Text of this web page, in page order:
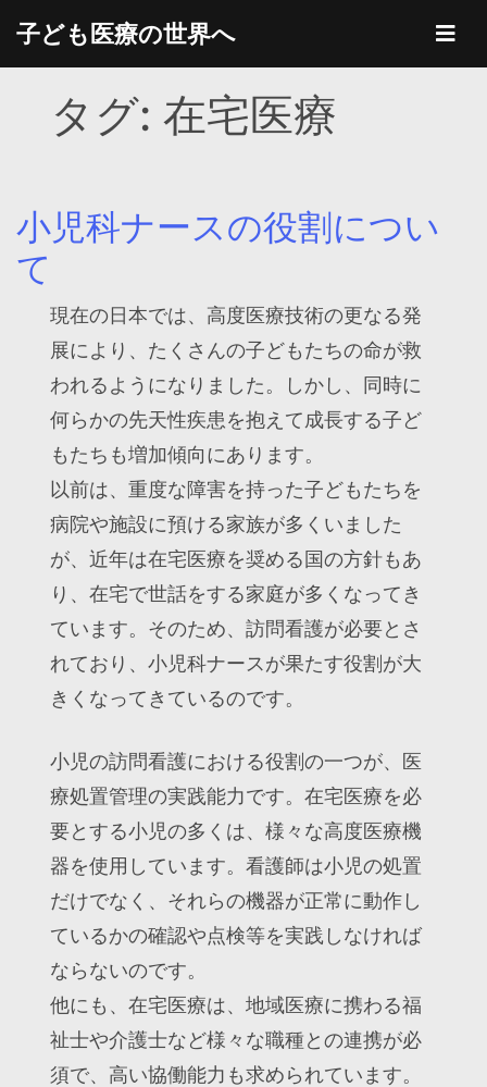
content
子ども医療の世界へ
タグ:在宅医療
小児科ナースの役割につい
て
現在の日本では、高度医療技術の更なる発
展により、たくさんの子どもたちの命が救
われるようになりました。しかし、同時に
何らかの先天性疾患を抱えて成長する子ど
もたちも増加傾向にあります。
以前は、重度な障害を持った子どもたちを
病院や施設に預ける家族が多くいました
が、近年は在宅医療を奨める国の方針もあ
り、在宅で世話をする家庭が多くなってき
ています。そのため、訪問看護が必要とさ
れており、小児科ナースが果たす役割が大
きくなってきているのです。
小児の訪問看護における役割の一つが、医
療処置管理の実践能力です。在宅医療を必
要とする小児の多くは、様々な高度医療機
器を使用しています。看護師は小児の処置
だけでなく、それらの機器が正常に動作し
ているかの確認や点検等を実践しなければ
ならないのです。
他にも、在宅医療は、地域医療に携わる福
祉士や介護士など様々な職種との連携が必
須で、高い協働能力も求められています。